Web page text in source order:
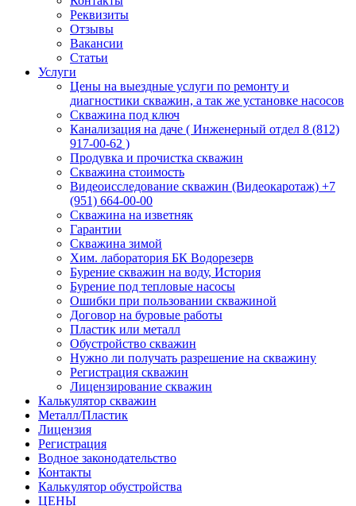
Реквизиты
Отзывы
Вакансии
Статьи
Услуги
Цены на выездные услуги по ремонту и
диагностики скважин, а так же установке насосов
Скважина под ключ
Канализация на даче ( Инженерный отдел 8 (812)
917-00-62 )
Продувка и прочистка скважин
Скважина стоимость
Видеоисследование скважин (Видеокаротаж) +7
(951) 664-00-00
Скважина на изветняк
Гарантии
Скважина зимой
Хим. лаборатория БК Водорезерв
Бурение скважин на воду, История
Бурение под тепловые насосы
Ошибки при пользовании скважиной
Договор на буровые работы
Пластик или металл
Обустройство скважин
Нужно ли получать разрешение на скважину
Регистрация скважин
Лицензирование скважин
Калькулятор скважин
Металл/Пластик
Лицензия
Регистрация
Водное законодательство
Контакты
Калькулятор обустройства
ЦЕНЫ